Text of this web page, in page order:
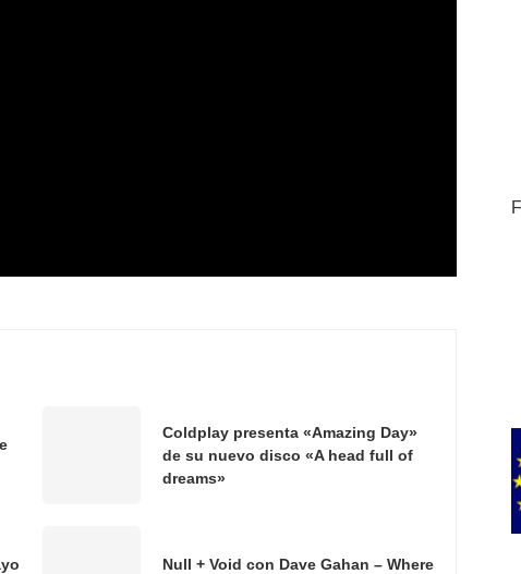
Coldplay presenta «Amazing Day»
de su nuevo disco «A head full of
dreams»
Null + Void con Dave Gahan – Where